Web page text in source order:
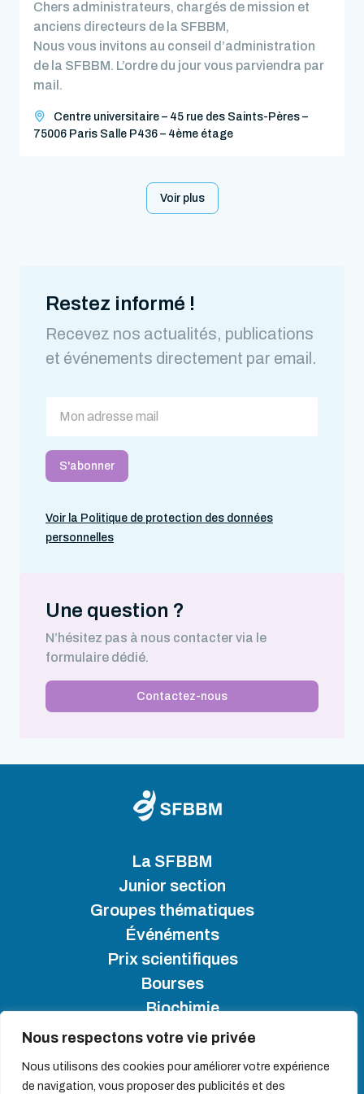
Nous respectons votre vie privée
Nous utilisons des cookies pour améliorer votre expérience
de navigation, vous proposer des publicités et des
Chers administrateurs, chargés de mission et
anciens directeurs de la SFBBM,
Nous vous invitons au conseil d’administration
de la SFBBM. L’ordre du jour vous parviendra par
mail.
Centre universitaire – 45 rue des Saints-Pères –
75006 Paris Salle P436 – 4ème étage
Voir plus
Restez informé !
Recevez nos actualités, publications
et événements directement par email.
Voir la Politique de protection des données
personnelles
Une question ?
N’hésitez pas à nous contacter via le
formulaire dédié.
Contactez-nous
La SFBBM
Junior section
Groupes thématiques
Événéments
Prix scientifiques
Bourses
Biochimie